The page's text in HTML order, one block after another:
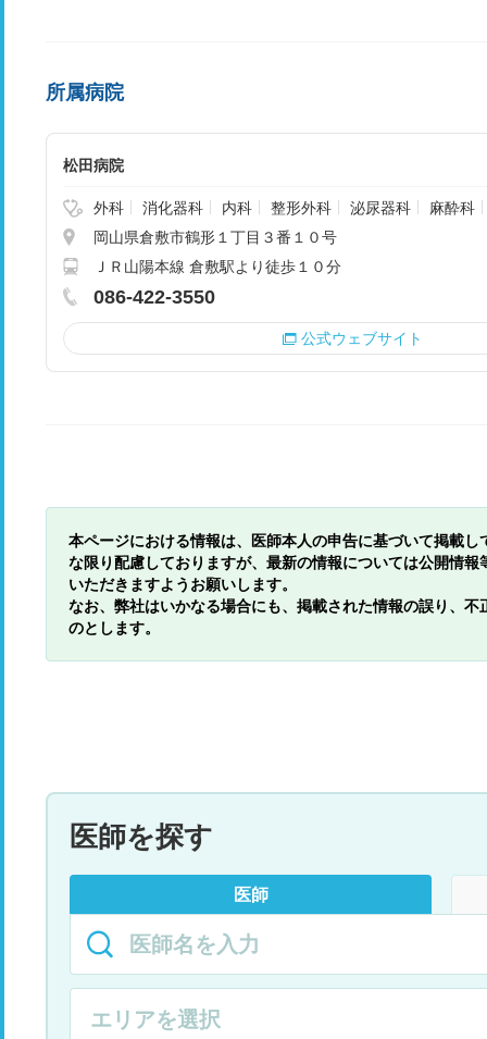
所属病院
松田病院
外科 消化器科 内科 整形外科 泌尿器科
麻酔科
岡山県倉敷市鶴形１丁目３番１０号
ＪＲ山陽本線 倉敷駅より徒歩１０分
086-422-3550
公式ウェブサイト
本ページにおける情報は、医師本人の申告に基づいて掲載
な限り配慮しておりますが、最新の情報については公開情
いただきますようお願いします。
なお、弊社はいかなる場合にも、掲載された情報の誤り、
のとします。
医師を探す
医師